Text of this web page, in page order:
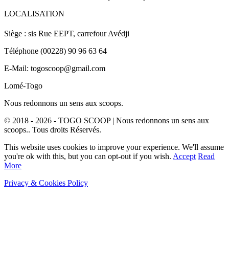
LOCALISATION
Siège : sis Rue EEPT, carrefour Avédji
Téléphone (00228) 90 96 63 64
E-Mail: togoscoop@gmail.com
Lomé-Togo
Nous redonnons un sens aux scoops.
© 2018 - 2026 - TOGO SCOOP | Nous redonnons un sens aux
scoops.. Tous droits Réservés.
This website uses cookies to improve your experience. We'll assume
you're ok with this, but you can opt-out if you wish. Accept Read
More
Privacy & Cookies Policy